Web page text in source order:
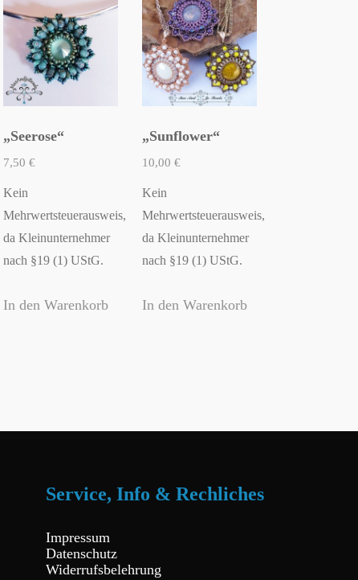
„Seerose“
7,50 €
Kein
Mehrwertsteuerausweis,
da Kleinunternehmer
nach §19 (1) UStG.
In den Warenkorb
„Sunflower“
10,00€
Kein
Mehrwertsteuerausweis,
da Kleinunternehmer
nach §19 (1) UStG.
In den Warenkorb
Service, Info & Rechliches
Impressum
Datenschutz
Widerrufsbelehrung